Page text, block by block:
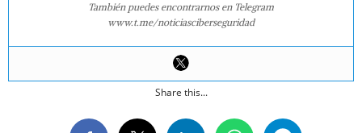
También puedes encontrarnos en Telegram
www.t.me/noticiasciberseguridad
Share this...